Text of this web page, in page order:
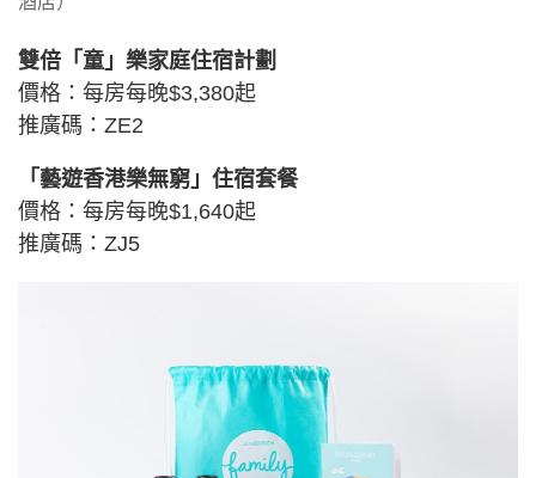
雙倍「童」樂家庭住宿計劃
價格：每房每晚$3,380起
推廣碼：ZE2
「藝遊香港樂無窮」住宿套餐
價格：每房每晚$1,640起
推廣碼：ZJ5